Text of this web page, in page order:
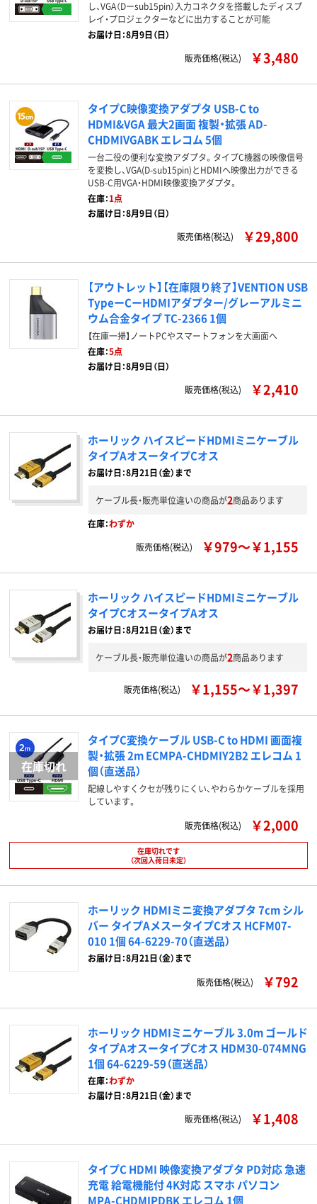
し、VGA（Dーsub15pin）入力コネクタを搭載したディスプ
レイ・プロジェクターなどに出力することが可能
お届け日：8月9日（日）
販売価格(税込)
￥3,480
タイプC映像変換アダプタ USB-C to
HDMI&VGA 最大2画面 複製・拡張 AD-
CHDMIVGABK エレコム 5個
一台二役の便利な変換アダプタ。タイプC機器の映像信号
を変換し、VGA(D-sub15pin)とHDMIへ映像出力ができる
USB-C用VGA・HDMI映像変換アダプタ。
在庫：1点
お届け日：8月9日（日）
販売価格(税込)
￥29,800
【アウトレット】【在庫限り終了】VENTION USB
TypeーCーHDMIアダプター/グレーアルミニ
ウム合金タイプ TC-2366 1個
【在庫一掃】ノートPCやスマートフォンを大画面へ
在庫：5点
お届け日：8月9日（日）
販売価格(税込)
￥2,410
ホーリック ハイスピードHDMIミニケーブル
タイプAオスータイプCオス
お届け日：8月21日（金）まで
ケーブル長・販売単位違いの商品が2商品あります
在庫：わずか
販売価格(税込)
￥979～￥1,155
ホーリック ハイスピードHDMIミニケーブル
タイプCオスータイプAオス
お届け日：8月21日（金）まで
ケーブル長・販売単位違いの商品が2商品あります
販売価格(税込) ￥1,155～￥1,397
タイプC変換ケーブル USB-C to HDMI 画面複
製・拡張 2m ECMPA-CHDMIY2B2 エレコム 1
個（直送品）
配線しやすくクセが残りにくい、やわらかケーブルを採用
しています。
販売価格(税込)
￥2,000
在庫切れです
（次回入荷日未定）
ホーリック HDMIミニ変換アダプタ 7cm シル
バー タイプAメスータイプCオス HCFM07-
010 1個 64-6229-70（直送品）
お届け日：8月21日（金）まで
販売価格(税込)
￥792
ホーリック HDMIミニケーブル 3.0m ゴールド
タイプAオスータイプCオス HDM30-074MNG
1個 64-6229-59（直送品）
在庫：わずか
お届け日：8月21日（金）まで
販売価格(税込)
￥1,408
タイプC HDMI 映像変換アダプタ PD対応 急速
充電 給電機能付 4K対応 スマホ パソコン
MPA-CHDMIPDBK エレコム 1個